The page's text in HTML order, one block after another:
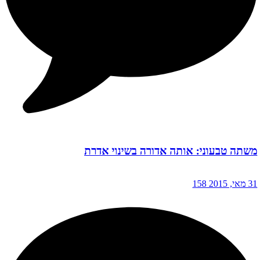
משתה טבעוני: אותה אדורה בשינוי אדרת
31 מאי, 2015 158